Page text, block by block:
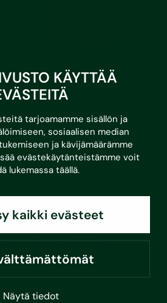
KÄYTTÄÄ
tarjoamamme sisällön ja
sosiaalisen median
ja kävijämäärämme
evästekäytänteistämme voit
lukemassa täällä.
kaikki evästeet
Näytä tiedot
rakennuksen epäpuhtauksien
puhtaana.
salaojajärjestelmän kunnon ja
ei kannata hyväksyä, vaan ryhtyä
laadun selvittämiseksi.